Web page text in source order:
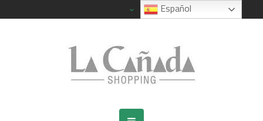
Español